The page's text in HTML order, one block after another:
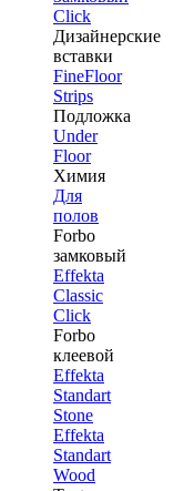
Click
Дизайнерские
вставки
FineFloor
Strips
Подложка
Under
Floor
Химия
Для
полов
Forbo
замковый
Effekta
Classic
Click
Forbo
клеевой
Effekta
Standart
Stone
Effekta
Standart
Wood